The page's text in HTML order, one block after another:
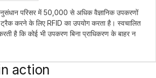
परिसर में 50,000 से अधिक वैज्ञानिक उपकरणों
करने के लिए RFID का उपयोग करता है। स्वचालित
है कि कोई भी उपकरण बिना प्राधिकरण के बाहर न
action